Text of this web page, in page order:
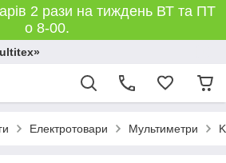
2 рази на тиждень ВТ та ПТ
о 8-00.
Електротовари Мультиметри